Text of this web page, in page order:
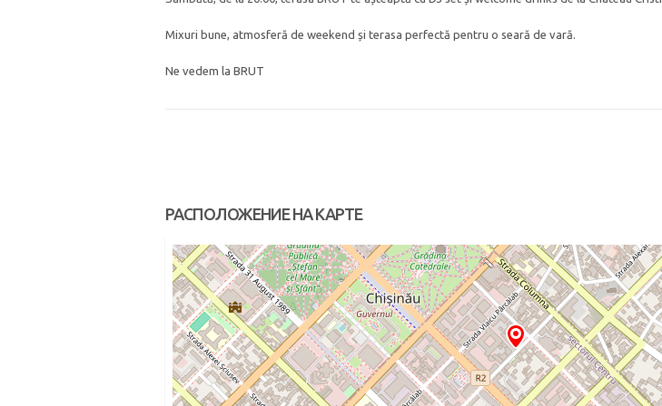
Mixuri bune, atmosferă de weekend și terasa perfectă pentru o seară de vară.
Ne vedem la BRUT
РАСПОЛОЖЕНИЕ НА КАРТЕ